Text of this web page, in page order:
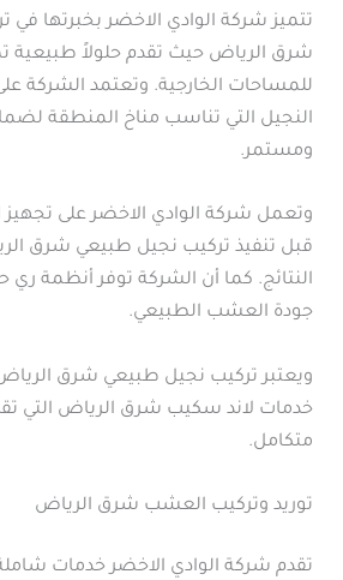
تتميز شركة الوادي الاخضر بخبرتها
شرق الرياض حيث تقدم حلولاً طبيعية
للمساحات الخارجية. وتعتمد الشركة
النجيل التي تناسب مناخ المنطقة
ومستمر.
وتعمل شركة الوادي الاخضر على تجهيز
قبل تنفيذ تركيب نجيل طبيعي شرق
النتائج. كما أن الشركة توفر أنظمة ري
جودة العشب الطبيعي.
ويعتبر تركيب نجيل طبيعي شرق
خدمات لاند سكيب شرق الرياض التي
متكامل.
توريد وتركيب العشب شرق الرياض
تقدم شركة الوادي الاخضر خدمات